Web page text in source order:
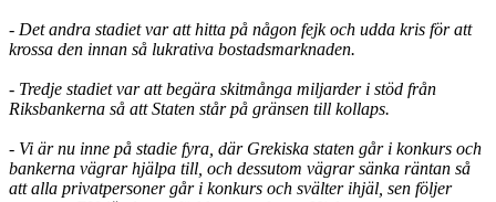
- Det andra stadiet var att hitta på någon fejk och udda kris för att
krossa den innan så lukrativa bostadsmarknaden.
- Tredje stadiet var att begära skitmånga miljarder i stöd från
Riksbankerna så att Staten står på gränsen till kollaps.
- Vi är nu inne på stadie fyra, där Grekiska staten går i konkurs och
bankerna vägrar hjälpa till, och dessutom vägrar sänka räntan så
att alla privatpersoner går i konkurs och svälter ihjäl, sen följer